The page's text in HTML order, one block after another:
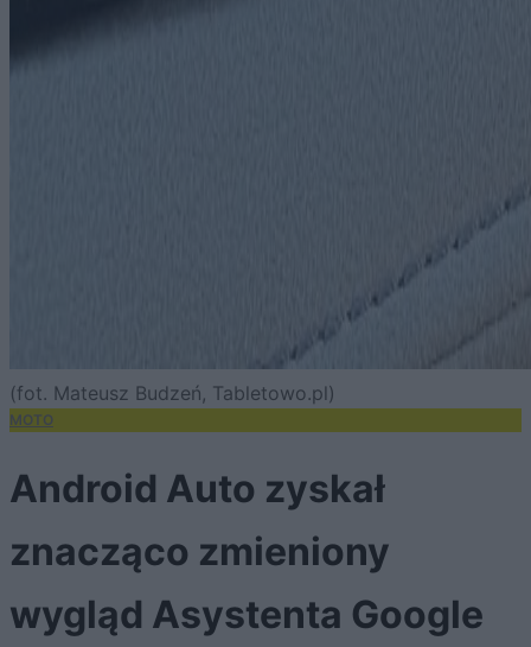
(fot. Mateusz Budzeń, Tabletowo.pl)
MOTO
Android Auto zyskał
znacząco zmieniony
wygląd Asystenta Google